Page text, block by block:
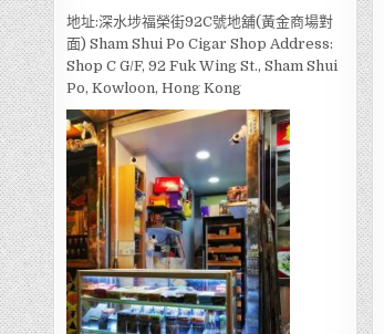
地址:深水埗福榮街92C號地舖(黃金商場對
面) Sham Shui Po Cigar Shop Address:
Shop C G/F, 92 Fuk Wing St., Sham Shui
Po, Kowloon, Hong Kong